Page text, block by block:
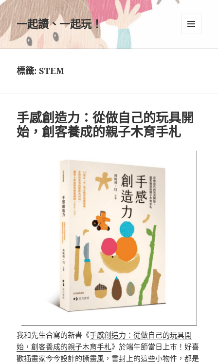
一起讀、一起玩！
標籤:STEM
手感創造力：從做自己的玩具開
始，創客養成的親子木育手札
我和先生合寫的新書《手感創造力：從做自己的玩具開
始，創客養成的親子木育手札》於端午節當日上市！好喜
歡插畫家今今設計的撕畫風，書封上的這些小物件，都是